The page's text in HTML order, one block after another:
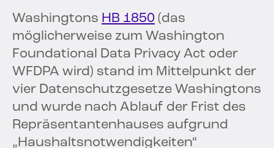
Washingtons HB 1850 (das
möglicherweise zum Washington
Foundational Data Privacy Act oder
WFDPA wird) stand im Mittelpunkt der
vier Datenschutzgesetze Washingtons
und wurde nach Ablauf der Frist des
Repräsentantenhauses aufgrund
„Haushaltsnotwendigkeiten“